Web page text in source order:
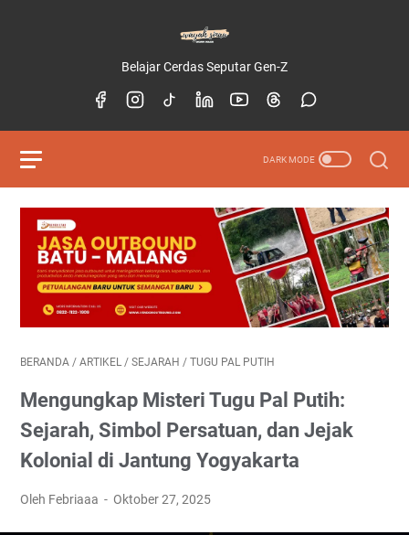
Belajar Cerdas Seputar Gen-Z
BERANDA / ARTIKEL / SEJARAH / TUGU PAL PUTIH
Mengungkap Misteri Tugu Pal Putih:
Sejarah, Simbol Persatuan, dan Jejak
Kolonial di Jantung Yogyakarta
Oleh Febriaaa Oktober 27, 2025